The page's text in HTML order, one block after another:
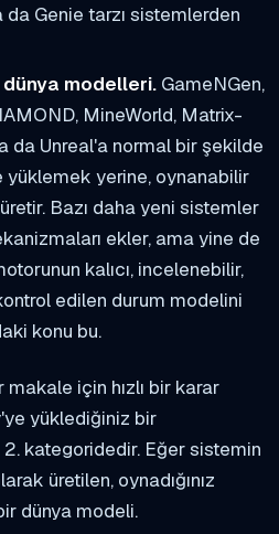
Genie tarzı sistemlerden
modelleri.GameNGen,
MineWorld, Matrix-
da Unreal'a normal bir şekilde
yüklemek yerine, oynanabilir
Bazı daha yeni sistemler
ekler, ama yine de
kalıcı, incelenebilir,
edilen durum modelini
konu bu.
için hızlı bir karar
yüklediğiniz bir
2. kategoridedir. Eğer sistemin
üretilen, oynadığınız
dünya modeli.